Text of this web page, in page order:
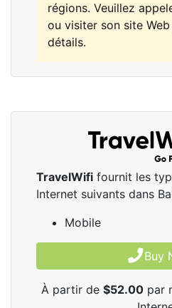
régions. Veuillez
ou visiter son site
détails.
TravelWifi fournit les
Internet suivants dans
Mobile
Buy
À partir de $52.00 par